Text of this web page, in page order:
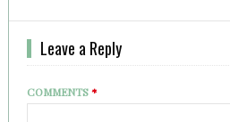
Leave a Reply
COMMENTS*